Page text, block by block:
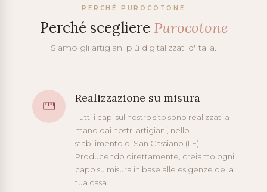
PERCHÉ PUROCOTONE
Perché scegliere Purocotone
Siamo gli artigiani più digitalizzati d'Italia.
Realizzazione su misura
Tutti i capi sul nostro sito sono realizzati a
mano dai nostri artigiani, nello
stabilimento di San Cassiano (LE).
Producendo direttamente, creiamo ogni
capo su misura in base alle esigenze della
tua casa.